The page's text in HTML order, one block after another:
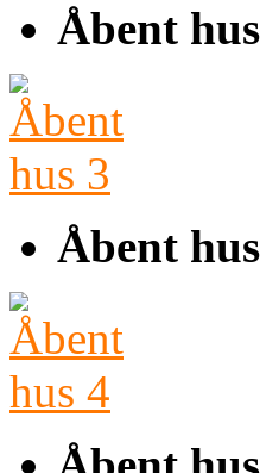
Åbent
Åbent